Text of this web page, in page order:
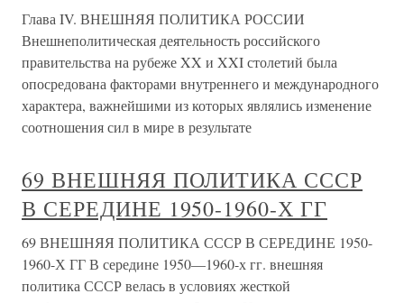
Глава IV. ВНЕШНЯЯ ПОЛИТИКА РОССИИ
Внешнеполитическая деятельность российского
правительства на рубеже XX и XXI столетий была
опосредована факторами внутреннего и международного
характера, важнейшими из которых являлись изменение
соотношения сил в мире в результате
69 ВНЕШНЯЯ ПОЛИТИКА СССР
В СЕРЕДИНЕ 1950-1960-Х ГГ
69 ВНЕШНЯЯ ПОЛИТИКА СССР В СЕРЕДИНЕ 1950-
1960-Х ГГ В середине 1950—1960-х гг. внешняя
политика СССР велась в условиях жесткой